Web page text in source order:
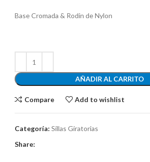
Base Cromada & Rodin de Nylon
AÑADIR AL CARRITO
Compare Add to wishlist
Categoría: Sillas Giratorias
Share: